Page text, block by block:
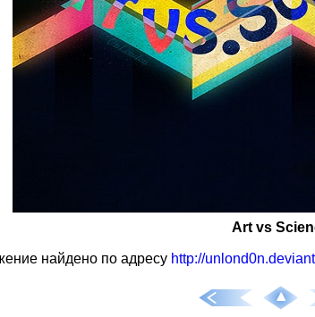
Art vs
найдено по адресу